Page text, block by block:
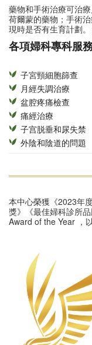
藥物和手術治療可治
荷爾蒙的藥物；手術
現時是否有生育計劃
各項婦科專科服
子宮頸細胞篩查
月經失調治療
盆腔疼痛檢查
痛經治療
子宫脱垂和尿失禁
外陰和陰道的問題
本中心榮獲《2023年
獎》《最佳婦科診所
Award of the Year ，